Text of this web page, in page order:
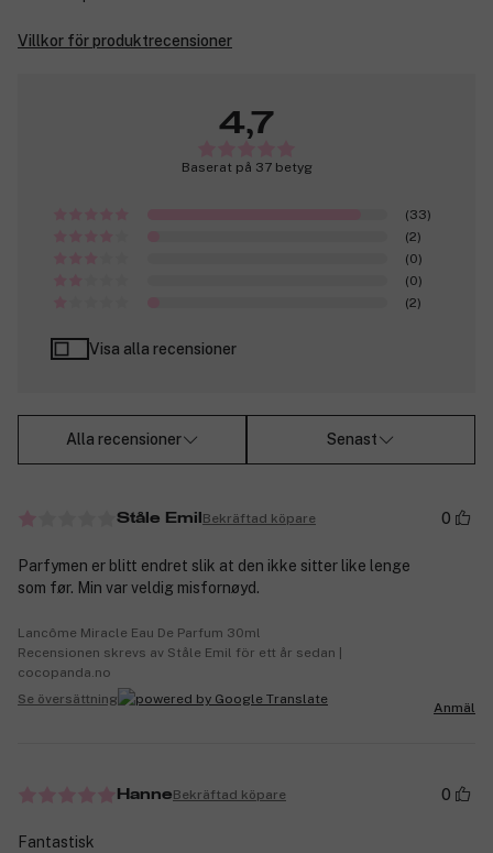
Villkor för produktrecensioner
4,7
Baserat på 37 betyg
(33)
(2)
(0)
(0)
(2)
Visa alla recensioner
Alla recensioner Senast
Ståle Emil Bekräftad köpare 0
Parfymen er blitt endret slik at den ikke sitter like lenge
som før. Min var veldig misfornøyd.
Lancôme Miracle Eau De Parfum 30ml
Recensionen skrevs av Ståle Emil för ett år sedan |
cocopanda.no
Se översättning
Anmäl
HanneBekräftad köpare 0
Fantastisk